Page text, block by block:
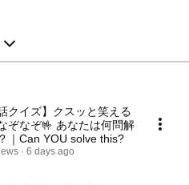
クイズ】クスッと笑える
ぞなぞ🤟 あなたは何問解
｜Can YOU solve this?
6 days ago